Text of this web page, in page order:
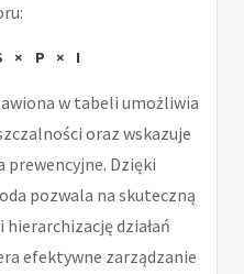
× P × I
w tabeli umożliwia
oraz wskazuje
prewencyjne. Dzięki
pozwala na skuteczną
działań
efektywne zarządzanie